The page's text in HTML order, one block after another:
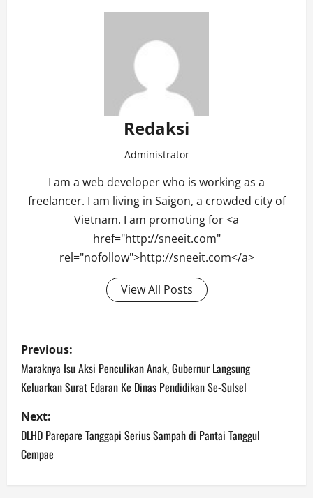
Redaksi
Administrator
I am a web developer who is working as a
freelancer. I am living in Saigon, a crowded city of
Vietnam. I am promoting for <a
href="http://sneeit.com"
rel="nofollow">http://sneeit.com</a>
View All Posts
Post
navigation
Previous:
Maraknya Isu Aksi Penculikan Anak, Gubernur Langsung
Keluarkan Surat Edaran Ke Dinas Pendidikan Se-Sulsel
Next:
DLHD Parepare Tanggapi Serius Sampah di Pantai Tanggul
Cempae